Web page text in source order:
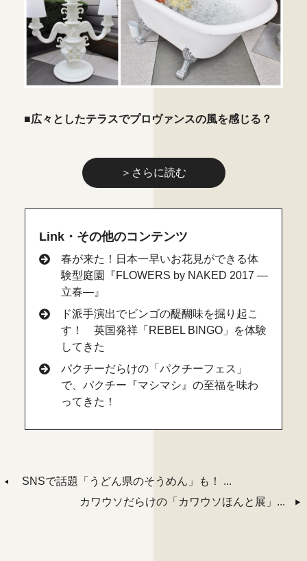
■広々としたテラスでプロヴァンスの風を感じる？
＞さらに読む
Link・その他のコンテンツ
春が来た！日本一早いお花見ができる体
験型庭園『FLOWERS by NAKED 2017 ―
立春―』
ド派手演出でビンゴの醍醐味を掘り起こ
す！ 英国発祥「REBEL BINGO」を体験
してきた
パクチーだらけの「パクチーフェス」
で、パクチー『マシマシ』の至福を味わ
ってきた！
SNSで話題「うどん県のそうめん」も！ ...
カワウソだらけの「カワウソほんと展」...